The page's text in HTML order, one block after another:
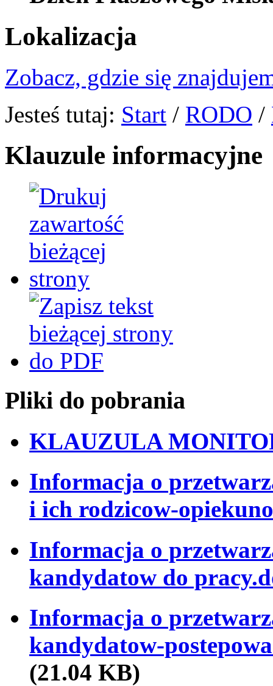
Lokalizacja
Zobacz, gdzie się
Jesteś tutaj: Start / RODO /
Klauzule informacyjne
Pliki do pobrania
KLAUZULA
Informacja o
i ich rodzicow-
Informacja o
kandydatow do
Informacja o
kandydatow-
(21.04 KB)